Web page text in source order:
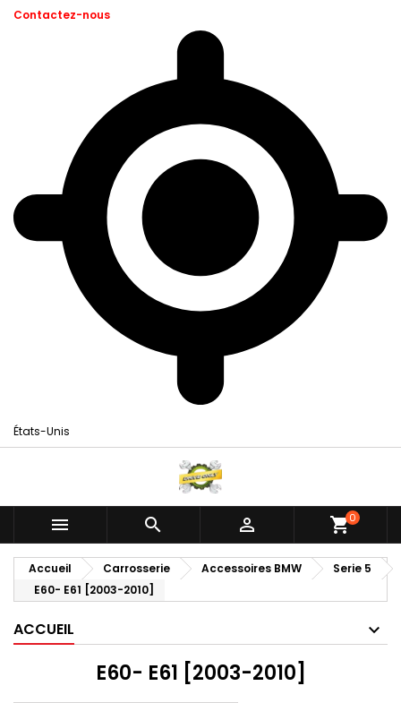
Contactez-nous
États-Unis
   shopping_cart0
Accueil Carrosserie Accessoires BMW
Serie 5
E60- E61 [2003-2010]
ACCUEIL
E60- E61 [2003-2010]